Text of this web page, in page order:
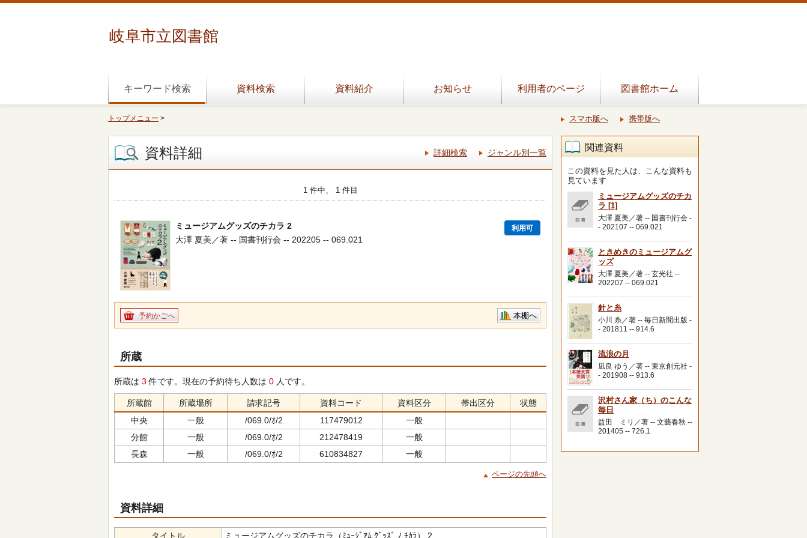
岐阜市立図書館
キーワード検索 資料検索 資料紹介 お知らせ 利用者のページ 図書館ホーム
トップメニュー > スマホ版へ 携帯版へ
資料詳細 詳細検索 ジャンル別一覧
1 件中、 1 件目
ミュージアムグッズのチカラ 2 利用可
大澤 夏美／著 -- 国書刊行会 -- 202205 -- 069.021
予約かごへ 本棚へ
所蔵
所蔵は 3 件です。現在の予約待ち人数は 0 人です。
所蔵館 所蔵場所 請求記号 資料コード 資料区分 帯出区分
状態
中央
一般 /069.0/ｵ/2 117479012
一般
分館
一般 /069.0/ｵ/2 212478419
一般
長森
一般 /069.0/ｵ/2 610834827 一般
ページの先頭へ
資料詳細
タイトル ミュージアムグッズのチカラ（ﾐｭｰｼﾞｱﾑ ｸﾞｯｽﾞ ﾉ ﾁｶﾗ） 2
関連資料
この資料を見た人は、こんな資料も
見ています
ミュージアムグッズのチカ
ラ [1]
大澤 夏美／著 -- 国書刊行会 -
- 202107 -- 069.021
ときめきのミュージアムグ
ッズ
大澤 夏美／著 -- 玄光社 --
202207 -- 069.021
針と糸
小川 糸／著 -- 毎日新聞出版 -
- 201811 -- 914.6
流浪の月
凪良 ゆう／著 -- 東京創元社 -
- 201908 -- 913.6
沢村さん家（ち）のこんな
毎日
益田 ミリ／著 -- 文藝春秋 --
201405 -- 726.1